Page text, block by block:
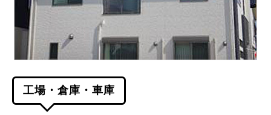
工場・倉庫・車庫